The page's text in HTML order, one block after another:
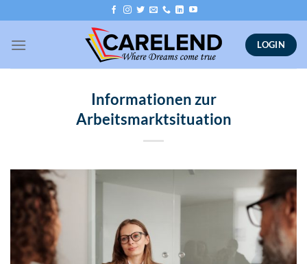
to
content
LOGIN
Informationen zur
Arbeitsmarktsituation